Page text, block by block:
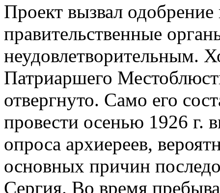
Проект вызвал
правительственные
неудовлетворительным.
Патриаршего
отвергнуто. Само его
провести осенью 1926 г.
опроса архиереев,
основных причин
Сергия. Во время